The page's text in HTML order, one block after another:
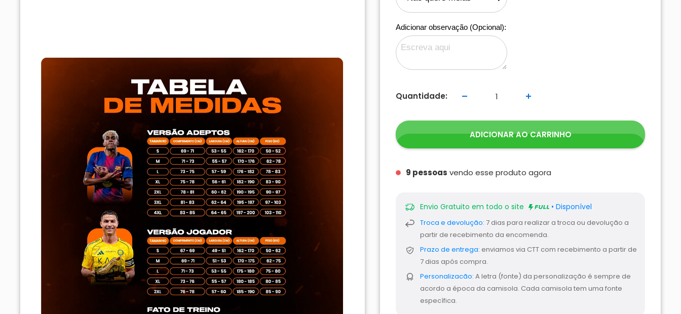
Adicionar observação (Opcional):
Quantidade:
ADICIONAR AO CARRINHO
9 pessoas vendo esse produto agora
Envio Gratuito em todo o site • Disponível
Troca e devolução: 7 dias para realizar a troca ou devolução a
partir de recebimento da encomenda.
Prazo de entrega: enviamos via CTT com recebimento a partir de
7 dias após compra.
Personalizacão: A letra (fonte) da personalização é sempre de
acordo a época da camisola. Cada camisola tem uma fonte
específica.